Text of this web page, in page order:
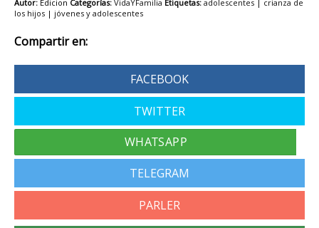
Autor: Edicion Categorías: VidaYFamilia Etiquetas: adolescentes
crianza de
los hijos | jóvenes y adolescentes
Compartir en:
FACEBOOK
TWITTER
TELEGRAM
PARLER